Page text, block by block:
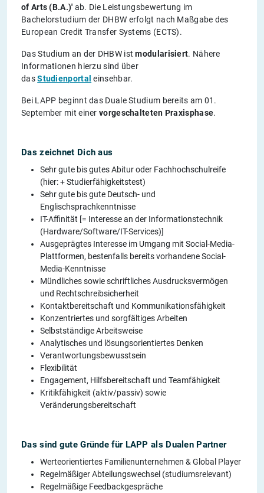
of Arts (B.A.)' ab. Die Leistungsbewertung im
Bachelorstudium der DHBW erfolgt nach Maßgabe des
European Credit Transfer Systems (ECTS).
Das Studium an der DHBW istmodularisiert. Nähere
Informationen hierzu sind über
dasStudienportal einsehbar.
Bei LAPP beginnt das Duale Studium bereits am 01.
September mit einervorgeschalteten Praxisphase.
Das zeichnet Dich aus
Sehr gute bis gutes Abitur oder Fachhochschulreife
(hier: + Studierfähigkeitstest)
Sehr gute bis gute Deutsch- und
Englischsprachkenntnisse
IT-Affinität [= Interesse an der Informationstechnik
(Hardware/Software/IT-Services)]
Ausgeprägtes Interesse im Umgang mit Social-Media-
Plattformen, bestenfalls bereits vorhandene Social-
Media-Kenntnisse
Mündliches sowie schriftliches Ausdrucksvermögen
und Rechtschreibsicherheit
Kontaktbereitschaft und Kommunikationsfähigkeit
Konzentriertes und sorgfältiges Arbeiten
Selbstständige Arbeitsweise
Analytisches und lösungsorientiertes Denken
Verantwortungsbewusstsein
Flexibilität
Engagement, Hilfsbereitschaft und Teamfähigkeit
Kritikfähigkeit (aktiv/passiv) sowie
Veränderungsbereitschaft
Das sind gute Gründe für LAPP als Dualen Partner
Werteorientiertes Familienunternehmen & Global Player
Regelmäßiger Abteilungswechsel (studiumsrelevant)
Regelmäßige Feedbackgespräche